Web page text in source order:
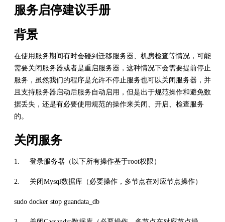
服务启停建议手册
背景
在使用服务期间有时会碰到迁移服务器、机房检查等情况，可能
需要关闭服务器或者是重启服务器，这种情况下会需要提前停止
服务，虽然我们的程序是允许不停止服务也可以关闭服务器，并
且支持服务器启动后服务自动启用，但是出于规范操作和避免数
据丢失，还是有必要使用规范的操作来关闭、开启、检查服务
的。
关闭服务
1. 登录服务器（以下所有操作基于root权限）
2. 关闭Mysql数据库（必要操作，多节点在对应节点操作）
sudo docker stop guandata_db